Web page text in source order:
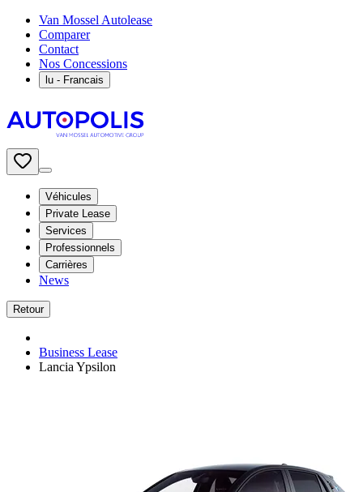
Van Mossel Autolease
Comparer
Contact
Nos Concessions
lu - Francais
Véhicules
Private Lease
Services
Professionnels
Carrières
News
Retour
Business Lease
Lancia Ypsilon